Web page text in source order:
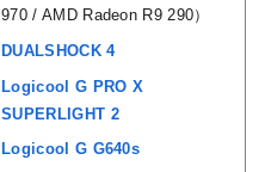
970 / AMD Radeon R9 290）
DUALSHOCK 4
Logicool G PRO X
SUPERLIGHT 2
Logicool G G640s